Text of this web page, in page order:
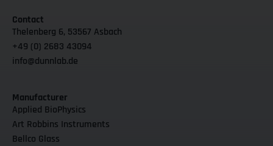
Contact
Thelenberg 6, 53567 Asbach
+49 (0) 2683 43094
info@dunnlab.de
Manufacturer
Applied BioPhysics
Art Robbins Instruments
Bellco Glass